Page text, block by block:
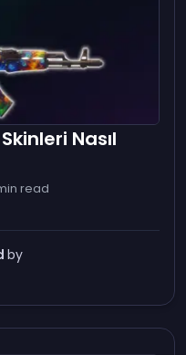
Nasıl
read
by